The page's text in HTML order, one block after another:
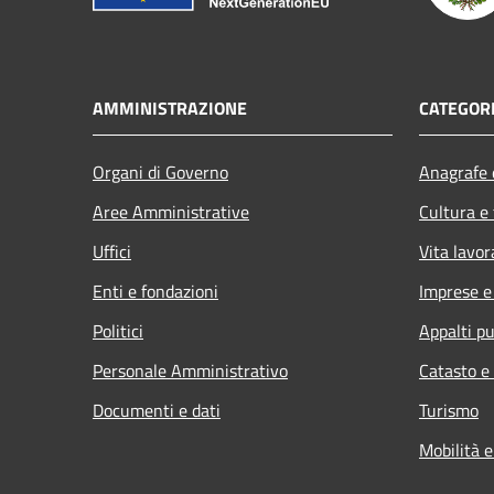
AMMINISTRAZIONE
Organi di Governo
Aree Amministrative
Uffici
Enti e fondazioni
Politici
Personale Amministrativo
Documenti e dati
Cultura
Vita
Imprese
Appalti
Catasto
Turismo
Mobilità